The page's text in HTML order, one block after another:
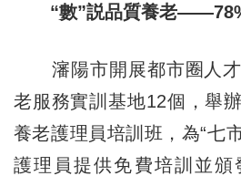
“數”説品質養老
瀋陽市開展都市圈人才
老服務實訓基地12個，舉
養老護理員培訓班，為“七
護理員提供免費培訓並頒